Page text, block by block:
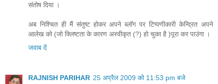
संतोष दिया ।
अब निश्चित ही मैं संतुष्ट होकर अपने ब्लॉग पर टिप्पणीकारी केन्द्रित अपने
आलेख को (जो क्लिष्टता के कारण अस्वीकृत (?) हो चुका है )पूरा कर पाउंगा ।
जवाब दें
RAJNISH PARIHAR 25 अप्रैल 2009 को 11:53 pm बजे